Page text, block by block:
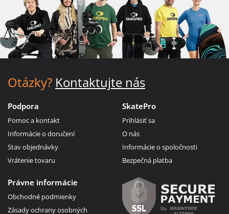
Otázky? Kontaktujte nás
Podpora
Pomoc a kontakt
Informácie o doručení
Stav objednávky
Vrátenie tovaru
SkatePro
Prihlásiť sa
O nás
Informácie o spoločnosti
Bezpečná platba
Právne informácie
Obchodné podmienky
Zásady ochrany osobných